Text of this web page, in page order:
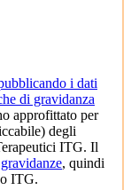
i dati
di gravidanza
approfittato per
degli
ITG. Il
, quindi
ITG.